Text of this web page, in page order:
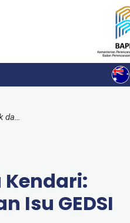
GEDSI Mainstreaming Workshop & Forum Media Kendari: Mendorong Dukungan Publik dalam Pemberitaan Isu GEDSI
Kendari:
Isu GEDSI